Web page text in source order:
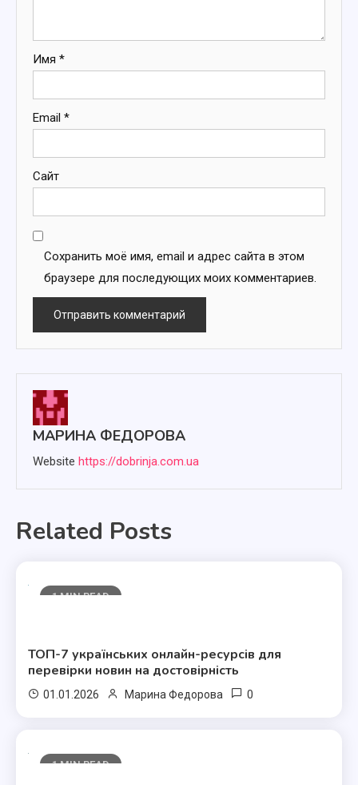
Имя *
Email *
Сайт
Сохранить моё имя, email и адрес сайта в этом
браузере для последующих моих комментариев.
МАРИНА ФЕДОРОВА
Website https://dobrinja.com.ua
Related Posts
1 MIN READ
ТОП-7 українських онлайн-ресурсів для
перевірки новин на достовірність
01.01.2026 Марина Федорова 0
1 MIN READ